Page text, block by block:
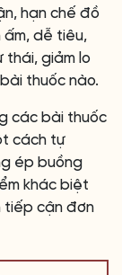
hạn chế đồ
ấm, dễ tiêu,
thái, giảm lo
thuốc nào.
các bài thuốc
cách tự
ép buồng
khác biệt
tiếp cận đơn